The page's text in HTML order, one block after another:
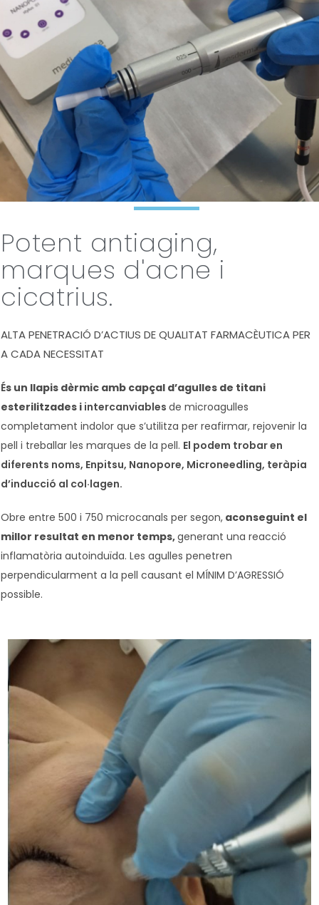
Potent antiaging,
marques d'acne i
cicatrius.
ALTA PENETRACIÓ D’ACTIUS DE QUALITAT FARMACÈUTICA PER
A CADA NECESSITAT
És un llapis dèrmic amb capçal d’agulles de titani
esterilitzades i intercanviables de microagulles
completament indolor que s’utilitza per reafirmar, rejovenir la
pell i treballar les marques de la pell. El podem trobar en
diferents noms, Enpitsu, Nanopore, Microneedling, teràpia
d’inducció al col·lagen.
Obre entre 500 i 750 microcanals per segon, aconseguint el
millor resultat en menor temps,generant una reacció
inflamatòria autoinduïda. Les agulles penetren
perpendicularment a la pell causant el MÍNIM D’AGRESSIÓ
possible.